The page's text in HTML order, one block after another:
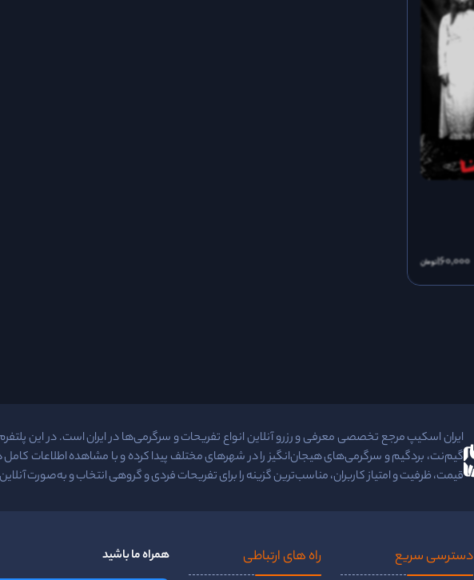
160٬000تومان
ایران اسکیپ مرجع تخصصی معرفی و رزرو آنلاین انواع تفریحات و سرگرمی‌ها در ایران است. در این
گیم‌نت، بردگیم و سرگرمی‌های هیجان‌انگیز را در شهرهای مختلف پیدا کرده و با مشاهده اطلاعات
قیمت، ظرفیت و امتیاز کاربران، مناسب‌ترین گزینه را برای تفریحات فردی و گروهی انتخاب و به‌صورت
دسترسی سریع راه ‌های ارتباطی همراه ما باشید